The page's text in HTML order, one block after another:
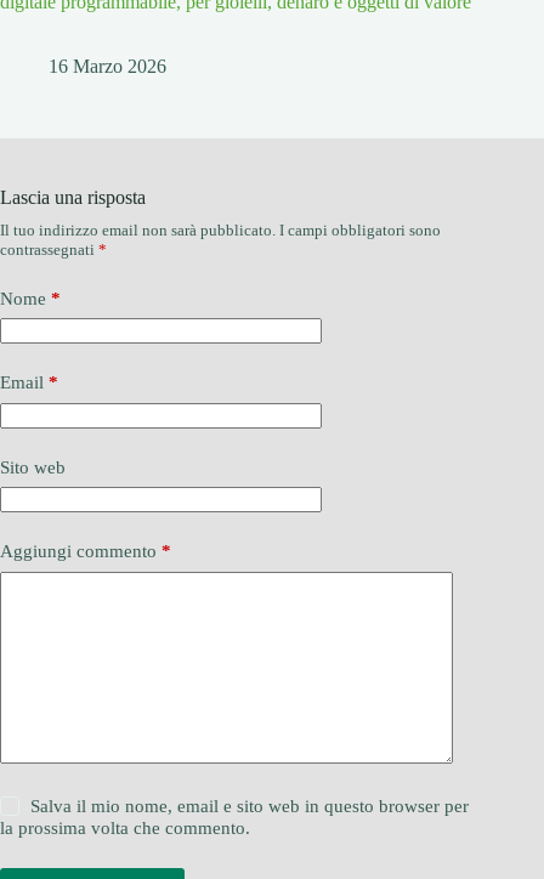
16 Marzo 2026
Lascia una risposta
Il tuo indirizzo email non sarà pubblicato. I campi obbligatori sono
contrassegnati *
Nome *
Email *
Sito web
Aggiungi commento *
Salva il mio nome, email e sito web in questo browser per
la prossima volta che commento.